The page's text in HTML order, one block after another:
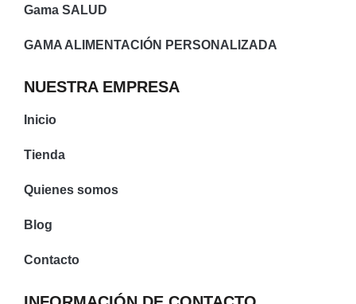
Gama SALUD
GAMA ALIMENTACIÓN PERSONALIZADA
NUESTRA EMPRESA
Inicio
Tienda
Quienes somos
Blog
Contacto